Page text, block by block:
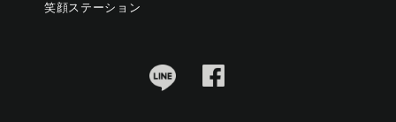
笑顔ステーション